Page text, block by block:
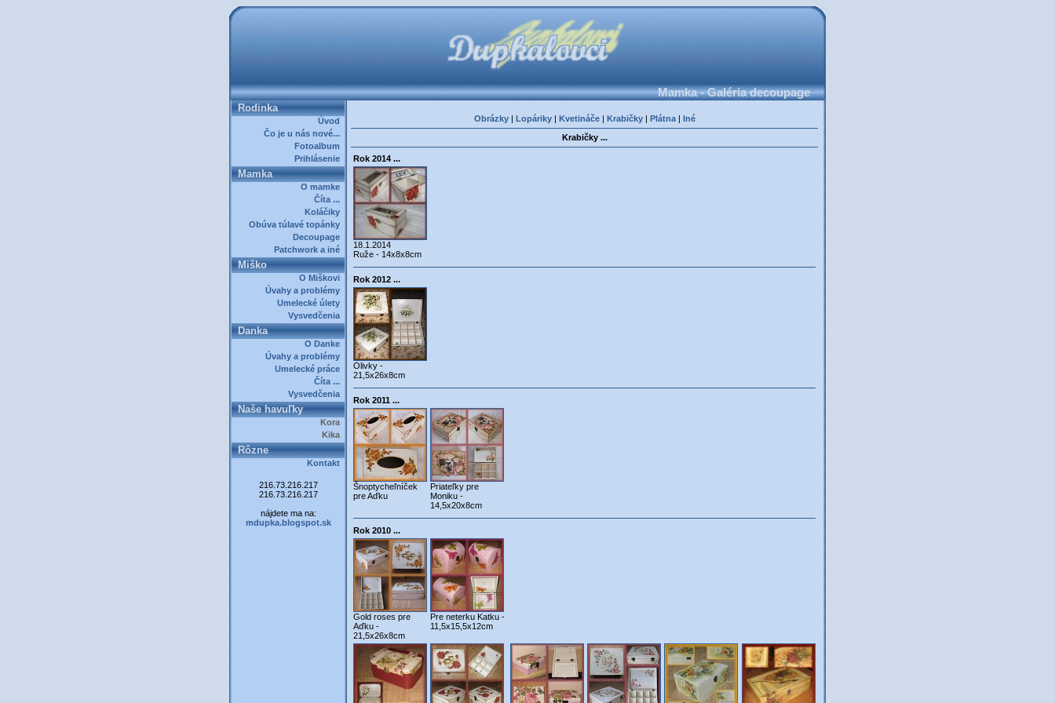
Mamka - Galéria decoupage
Rodinka
Úvod
Čo je u nás nové...
Fotoalbum
Prihlásenie
Mamka
O mamke
Číta ...
Koláčiky
Obúva túlavé topánky
Decoupage
Patchwork a iné
Miško
O Miškovi
Úvahy a problémy
Umelecké úlety
Vysvedčenia
Danka
O Danke
Úvahy a problémy
Umelecké práce
Číta ...
Vysvedčenia
Naše havuľky
Kora
Kika
Rôzne
Kontakt
216.73.216.217
216.73.216.217
nájdete ma na:
mdupka.blogspot.sk
Obrázky| Lopáriky| Kvetináče| Krabičky| Plátna| Iné
Krabičky ...
Rok 2014 ...
18.1.2014
Ruže - 14x8x8cm
Rok 2012 ...
Olivky -
21,5x26x8cm
Rok 2011 ...
Šnoptycheľníček
pre Aďku
Priateľky pre
Moniku -
14,5x20x8cm
Rok 2010 ...
Gold roses pre
Aďku -
21,5x26x8cm
Pre neterku Katku -
11,5x15,5x12cm